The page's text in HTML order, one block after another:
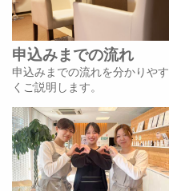
申込みまでの流れ
申込みまでの流れを分かりやす
くご説明します。